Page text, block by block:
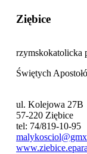
Ziębice
rzymskokatolicka
Świętych
ul. Kolejowa 27B
57-220 Ziębice
tel: 74/819-10-95